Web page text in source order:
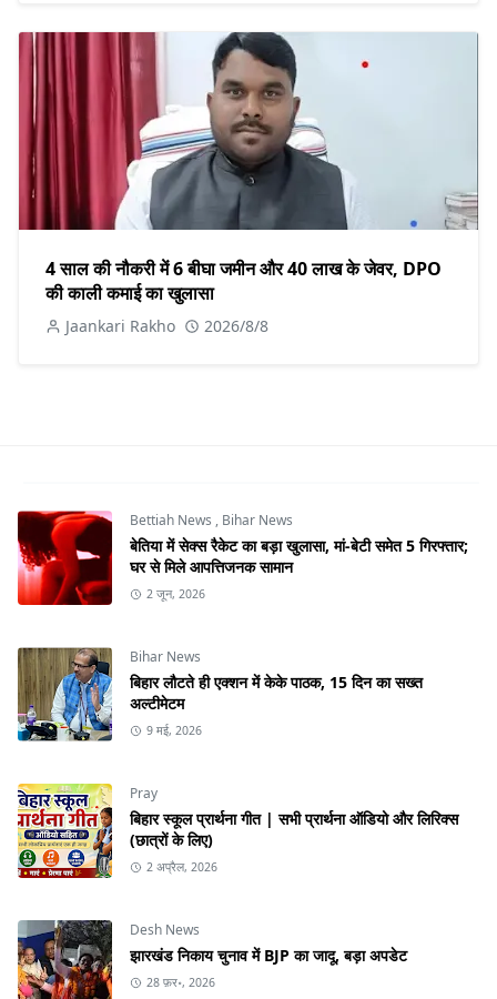
4 साल की नौकरी में 6 बीघा जमीन और 40 लाख के जेवर, DPO
की काली कमाई का खुलासा
Jaankari Rakho 2026/8/8
Bettiah News , Bihar News
बेतिया में सेक्स रैकेट का बड़ा खुलासा, मां-बेटी समेत 5 गिरफ्तार;
घर से मिले आपत्तिजनक सामान
2 जून, 2026
Bihar News
बिहार लौटते ही एक्शन में केके पाठक, 15 दिन का सख्त
अल्टीमेटम
9 मई, 2026
Pray
बिहार स्कूल प्रार्थना गीत | सभी प्रार्थना ऑडियो और लिरिक्स
(छात्रों के लिए)
2 अप्रैल, 2026
Desh News
झारखंड निकाय चुनाव में BJP का जादू, बड़ा अपडेट
28 फ़र॰, 2026